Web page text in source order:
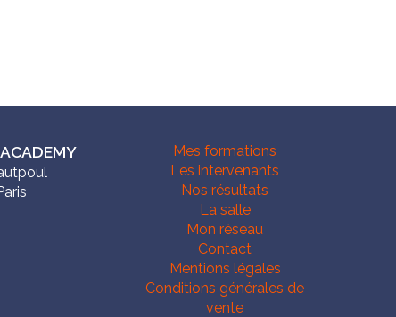
Mes formations
Les intervenants
Nos résultats
La salle
Mon réseau
Contact
Mentions légales
Conditions générales de
vente